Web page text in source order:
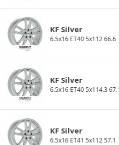
KF Silver
6.5x16 ET40 5x112 66.6
KF Silver
6.5x16 ET40 5x114.3
KF Silver
6.5x16 ET41 5x112 57.1